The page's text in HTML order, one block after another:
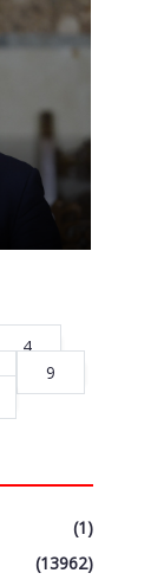
4
9
(1)
(13962)